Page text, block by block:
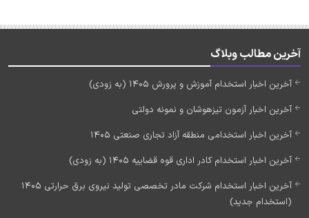
آخرین مطالب وبلاگ
آخرین اخبار استخدام آموزش و پرورش 1405 (به زودی)
آخرین اخبار آزمون تیزهوشان و نمونه دولتی
آخرین اخبار استخدامی منطقه آزاد تجاری صنعتی 1405
آخرین اخبار استخدام کادر اداری قوه قضاییه 1405 (به زودی)
آخرین اخبار استخدام شرکت مادر تخصصی تولید نیروی برق حرارتی 1405
(استخدام جدید)